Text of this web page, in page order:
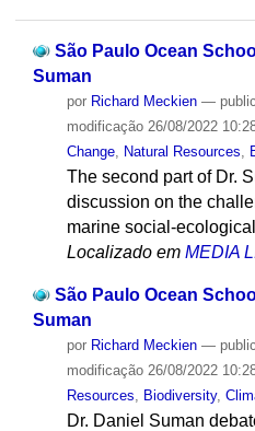
São Paulo Ocean
Suman
por Richard Meckien —
modificação26/08/2022
Change, Natural Resources
The second part of Dr.
discussion on the
marine social-
Localizado em MEDIA
São Paulo Ocean
Suman
por Richard Meckien —
modificação26/08/2022
Resources
Biodiversity,
Dr. Daniel Suman